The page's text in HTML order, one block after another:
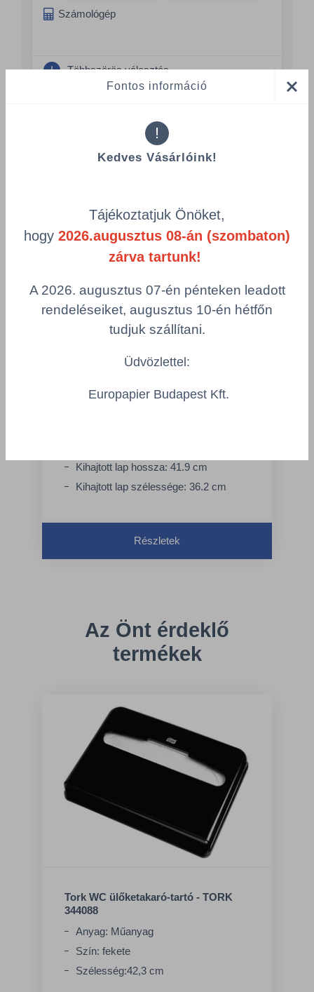
Számológép
Többszörös választás
Kiegészítő termékek
Kihajtott lap hossza: 41.9 cm
Kihajtott lap szélessége: 36.2 cm
Részletek
Az Önt érdeklő
termékek
Tork WC ülőketakaró-tartó - TORK
344088
Anyag: Műanyag
Szín: fekete
Szélesség:42,3 cm
Fontos információ
!
Kedves Vásárlóink!
Tájékoztatjuk Önöket,
hogy 2026.augusztus 08-án (szombaton)
zárva tartunk!
A 2026. augusztus 07-én pénteken leadott
rendeléseiket, augusztus 10-én hétfőn
tudjuk szállítani.
Üdvözlettel:
Europapier Budapest Kft.